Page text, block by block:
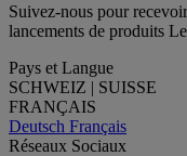
Suivez-nous pour
lancements de produits
Pays et Langue
SCHWEIZ | SUISSE
FRANÇAIS
Deutsch Français
Réseaux Sociaux